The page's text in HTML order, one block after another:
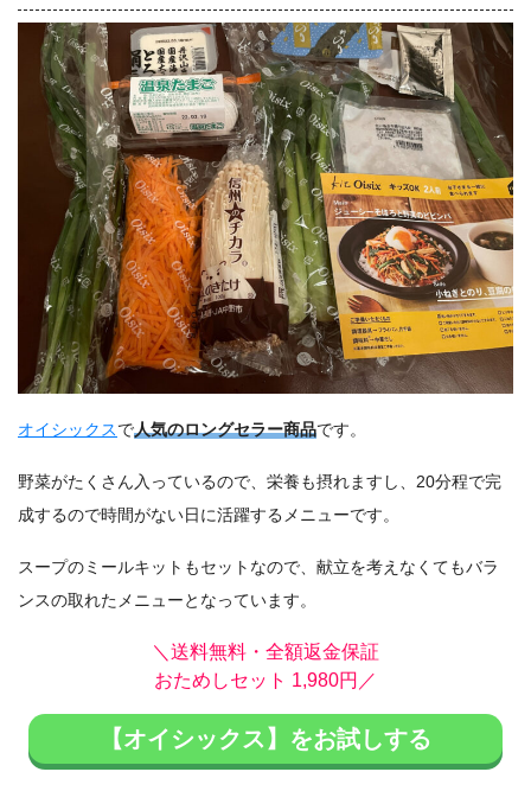
オイシックスで人気のロングセラー商品です。
野菜がたくさん入っているので、栄養も摂れますし、20分程で完
成するので時間がない日に活躍するメニューです。
スープのミールキットもセットなので、献立を考えなくてもバラ
ンスの取れたメニューとなっています。
＼送料無料・全額返金保証
おためしセット 1,980円／
【オイシックス】をお試しする